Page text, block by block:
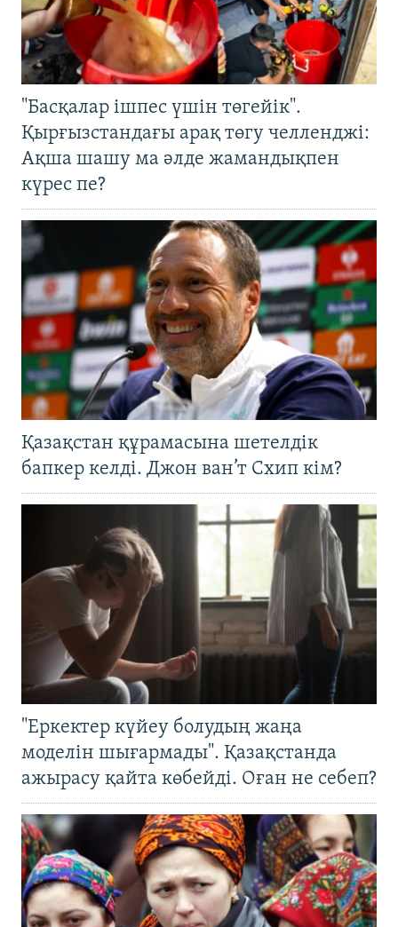
"Басқалар ішпес үшін төгейік".
Қырғызстандағы арақ төгу челленджі:
Ақша шашу ма әлде жамандықпен
күрес пе?
Қазақстан құрамасына шетелдік
бапкер келді. Джон ван’т Схип кім?
"Еркектер күйеу болудың жаңа
моделін шығармады". Қазақстанда
ажырасу қайта көбейді. Оған не себеп?